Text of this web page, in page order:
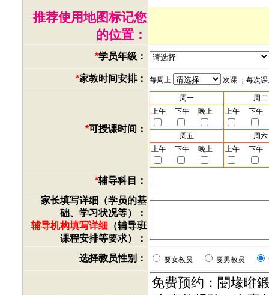
推荐使用地图标记您
的位置：
*学员年级：
*家教时间安排： 每周上 次课 ；每次
*可授课时间：
周一
周二
上午
下午 晚上 上午 下午
周五
周六
上午
下午 晚上 上午 下午
*辅导科目：
家长填写详细（学员的基
础、学习状况等）：
辅导机构填写详细 （辅导班
课程安排等要求）：
选择教员性别：
要女教员 要男教员